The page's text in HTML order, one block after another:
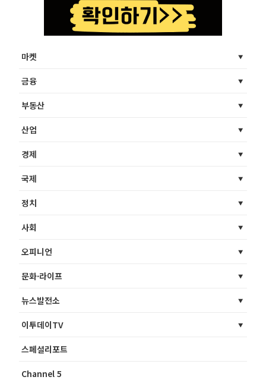
마켓
금융
부동산
산업
경제
국제
정치
사회
오피니언
문화·라이프
뉴스발전소
이투데이TV
스페셜리포트
Channel 5